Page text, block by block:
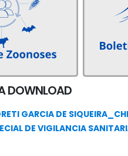
DOWNLOAD
GARCIA DE
DE VIGILANCIA